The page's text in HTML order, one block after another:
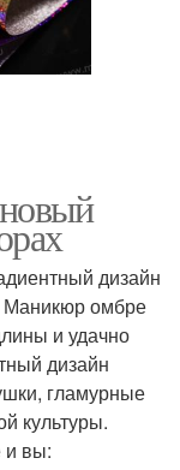
дизайн
Маникюр омбре
и удачно
дизайн
гламурные
культуры.
и вы: